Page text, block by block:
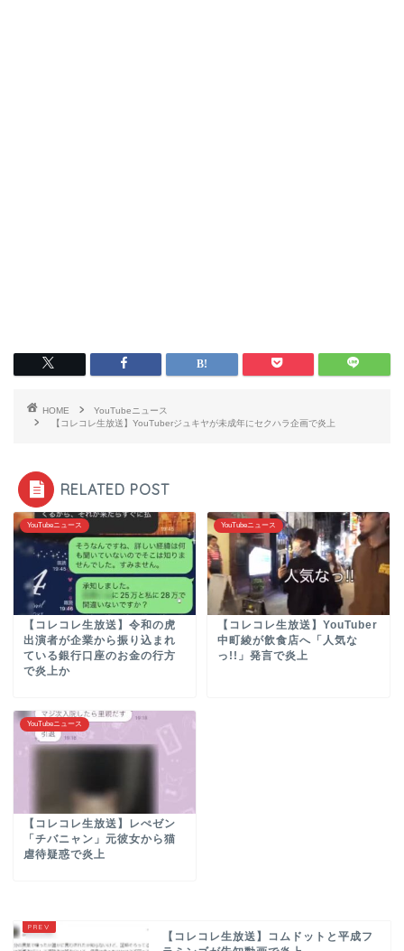
HOME
YouTubeニュース
【コレコレ生放送】YouTuberジュキヤが未成年にセクハラ企画で炎上
RELATED POST
YouTubeニュース
【コレコレ生放送】令和の虎
出演者が企業から振り込まれ
ている銀行口座のお金の行方
で炎上か
YouTubeニュース
【コレコレ生放送】YouTuber
中町綾が飲食店へ「人気な
っ!!」発言で炎上
YouTubeニュース
【コレコレ生放送】レぺゼン
「チバニャン」元彼女から猫
虐待疑惑で炎上
【コレコレ生放送】コムドットと平成フ